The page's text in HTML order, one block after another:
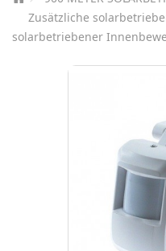
Zusätzliche
solarbetriebener